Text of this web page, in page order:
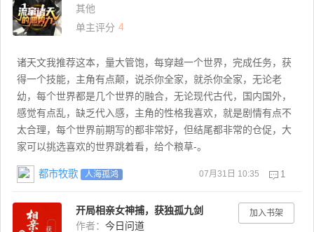
其他
单主评分 4
诸天文我推荐这本，量大管饱，每穿越一个世界，完成任务，获
得一个技能，主角有点颠，说杀你全家，就杀你全家，无论老
幼，每个世界都是几个世界的融合，无论现代古代，国内国外，
感觉有点乱，缺乏代入感，主角的性格我喜欢，就是剧情有点不
太合理，每个世界前期写的都非常好，但结尾都非常的仓促，大
家可以挑选喜欢的世界跳着看，给个粮草-。
都市牧歌 人海孤鸿 07月31日 10:35 1
加入书架
开局相亲女神捕，获独孤九剑
作者： 今日问道